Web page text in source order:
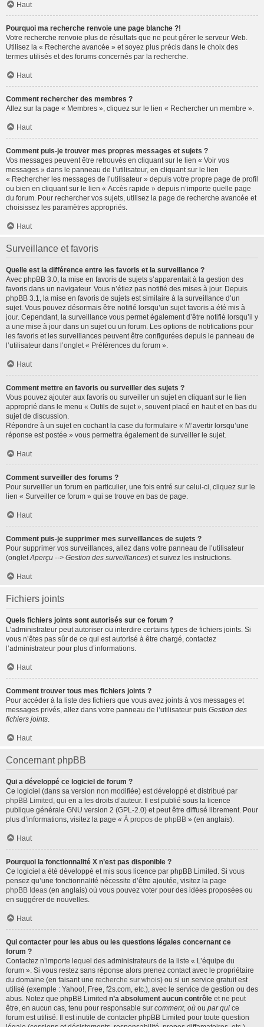
Haut
Pourquoi ma recherche renvoie une page blanche ?!
Votre recherche renvoie plus de résultats que ne peut gérer le serveur Web.
Utilisez la « Recherche avancée » et soyez plus précis dans le choix des
termes utilisés et des forums concernés par la recherche.
Haut
Comment rechercher des membres ?
Allez sur la page « Membres », cliquez sur le lien « Rechercher un membre ».
Haut
Comment puis-je trouver mes propres messages et sujets ?
Vos messages peuvent être retrouvés en cliquant sur le lien « Voir vos
messages » dans le panneau de l’utilisateur, en cliquant sur le lien
« Rechercher les messages de l’utilisateur » depuis votre propre page de profil
ou bien en cliquant sur le lien « Accès rapide » depuis n’importe quelle page
du forum. Pour rechercher vos sujets, utilisez la page de recherche avancée et
choisissez les paramètres appropriés.
Haut
Surveillance et favoris
Quelle est la différence entre les favoris et la surveillance ?
Avec phpBB 3.0, la mise en favoris de sujets s’apparentait à la gestion des
favoris dans un navigateur. Vous n’étiez pas notifié des mises à jour. Depuis
phpBB 3.1, la mise en favoris de sujets est similaire à la surveillance d’un
sujet. Vous pouvez désormais être notifié lorsqu’un sujet favoris a été mis à
jour. Cependant, la surveillance vous permet également d’être notifié lorsqu’il y
a une mise à jour dans un sujet ou un forum. Les options de notifications pour
les favoris et les surveillances peuvent être configurées depuis le panneau de
l’utilisateur dans l’onglet « Préférences du forum ».
Haut
Comment mettre en favoris ou surveiller des sujets ?
Vous pouvez ajouter aux favoris ou surveiller un sujet en cliquant sur le lien
approprié dans le menu « Outils de sujet », souvent placé en haut et en bas du
sujet de discussion.
Répondre à un sujet en cochant la case du formulaire « M’avertir lorsqu’une
réponse est postée » vous permettra également de surveiller le sujet.
Haut
Comment surveiller des forums ?
Pour surveiller un forum en particulier, une fois entré sur celui-ci, cliquez sur le
lien « Surveiller ce forum » qui se trouve en bas de page.
Haut
Comment puis-je supprimer mes surveillances de sujets ?
Pour supprimer vos surveillances, allez dans votre panneau de l’utilisateur
(ongletAperçu --> Gestion des surveillances) et suivez les instructions.
Haut
Fichiers joints
Quels fichiers joints sont autorisés sur ce forum ?
L’administrateur peut autoriser ou interdire certains types de fichiers joints. Si
vous n’êtes pas sûr de ce qui est autorisé à être chargé, contactez
l’administrateur pour plus d’informations.
Haut
Comment trouver tous mes fichiers joints ?
Pour accéder à la liste des fichiers que vous avez joints à vos messages et
messages privés, allez dans votre panneau de l’utilisateur puis Gestion des
fichiers joints.
Haut
Concernant phpBB
Qui a développé ce logiciel de forum ?
Ce logiciel (dans sa version non modifiée) est développé et distribué par
phpBB Limited , qui en a les droits d’auteur. Il est publié sous la licence
publique générale GNU version 2 (GPL-2.0) et peut être diffusé librement. Pour
plus d’informations, visitez la page « À propos de phpBB » (en anglais).
Haut
Pourquoi la fonctionnalité X n’est pas disponible ?
Ce logiciel a été développé et mis sous licence par phpBB Limited. Si vous
pensez qu’une fonctionnalité nécessite d’être ajoutée, visitez la page
phpBB Ideas (en anglais) où vous pouvez voter pour des idées proposées ou
en suggérer de nouvelles.
Haut
Qui contacter pour les abus ou les questions légales concernant ce
forum ?
Contactez n’importe lequel des administrateurs de la liste « L’équipe du
forum ». Si vous restez sans réponse alors prenez contact avec le propriétaire
du domaine (en faisant une recherche sur whois) ou si un service gratuit est
utilisé (exemple : Yahoo!, Free, f2s.com, etc.), avec le service de gestion ou des
abus. Notez que phpBB Limited n’a absolument aucun contrôle et ne peut
être, en aucun cas, tenu pour responsable sur comment, où ou par qui ce
forum est utilisé. Il est inutile de contacter phpBB Limited pour toute question